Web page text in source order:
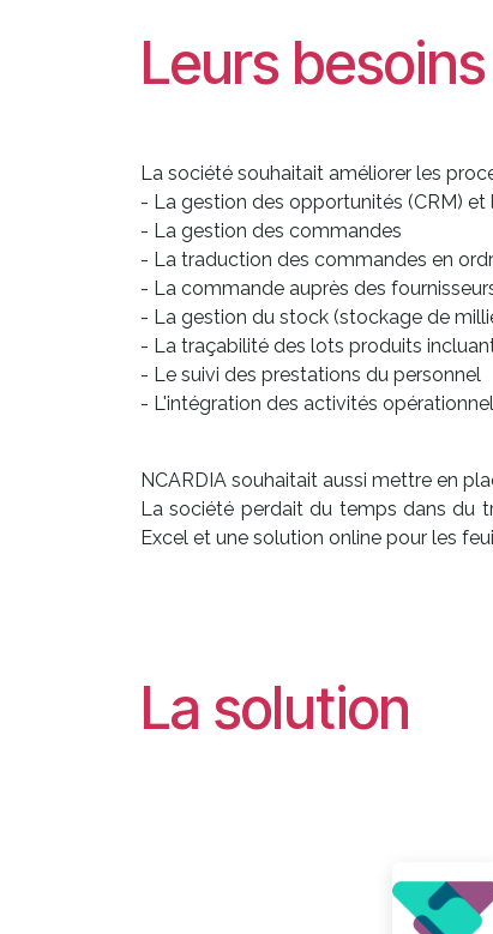
Leurs besoins
La société souhaitait améliorer les
- La gestion des opportunités (CRM) et
- La gestion des commandes
- La traduction des commandes en
- La commande auprès des
- La gestion du stock (stockage de
- La traçabilité des lots produits
- Le suivi des prestations du personnel
- L'intégration des activités
NCARDIA souhaitait aussi mettre en
La société perdait du temps dans du
Excel et une solution online pour les
La solution